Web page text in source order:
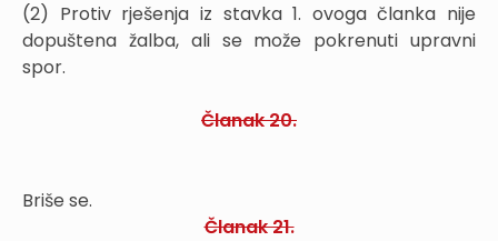
(2) Protiv rješenja iz stavka 1. ovoga članka nije
dopuštena žalba, ali se može pokrenuti upravni
spor.
Članak 20.
Briše se.
Članak 21.